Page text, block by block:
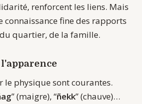
renforcent les liens. Mais
connaissance fine des rapports
du quartier, de la famille.
le physique sont courantes.
” (maigre), “ñekk” (chauve)…